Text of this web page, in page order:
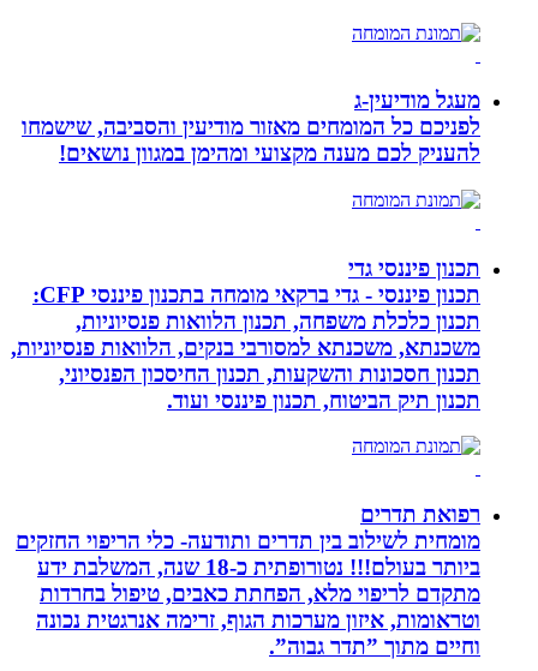
מעגל מודיעין-ג
לפניכם כל המומחים מאזור מודיעין והסביבה, שישמחו
להעניק לכם מענה מקצועי ומהימן במגוון נושאים!
תכנון פיננסי גדי
תכנון פיננסי - גדי ברקאי מומחה בתכנון פיננסי CFP:
תכנון כלכלת משפחה, תכנון הלוואות פנסיוניות,
משכנתא, משכנתא למסורבי בנקים, הלוואות פנסיוניות,
תכנון חסכונות והשקעות, תכנון החיסכון הפנסיוני,
תכנון תיק הביטוח, תכנון פיננסי ועוד.
רפואת תדרים
מומחית לשילוב בין תדרים ותודעה- כלי הריפוי החזקים
ביותר בעולם!!! נטורופתית כ-18 שנה, המשלבת ידע
מתקדם לריפוי מלא, הפחתת כאבים, טיפול בחרדות
וטראומות, איזון מערכות הגוף, זרימה אנרגטית נכונה
וחיים מתוך ”תדר גבוה”.